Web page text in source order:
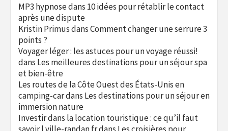
MP3 hypnosedans 10 idées pour rétablir le contact
après une dispute
Kristin PrimusdansComment changer une serrure 3
points ?
Voyager léger : les astuces pour un voyage réussi!
dans Les meilleures destinations pour un séjour spa
et bien-être
Les routes de la Côte Ouest des États-Unis en
camping-cardans Les destinations pour un séjour en
immersion nature
Investir dans la location touristique : ce qu’il faut